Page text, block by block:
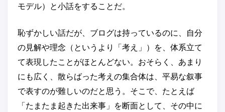
モデル）と小話をすることだ。
恥ずかしい話だが、ブログは持っているのに、自分
の見解や理念（というより「考え」）を、体系立て
て表現したことがほとんどない。おそらく、あまり
にも広く、散らばった考えの集合体は、平易な叙事
で表すのが難しいのだと思う。そこで、たとえば
「たまたま起きた出来事」を断面として、その中に